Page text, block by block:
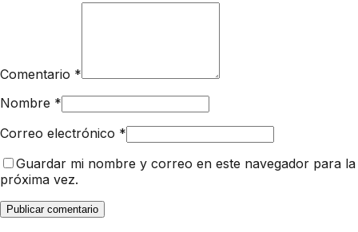
Comentario *
Nombre *
Correo electrónico *
Guardar mi nombre y correo en este navegador para la
próxima vez.